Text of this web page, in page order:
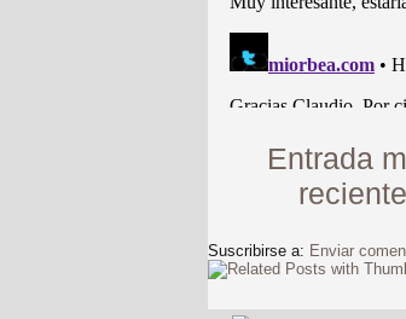
Entrada
reciente
Suscribirse a: Enviar